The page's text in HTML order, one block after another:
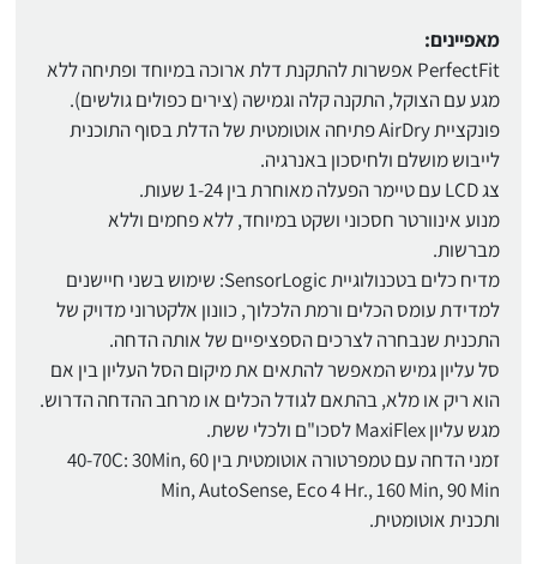
מאפיינים:
PerfectFit אפשרות להתקנת דלת ארוכה במיוחד ופתיחה ללא
מגע עם הצוקל, התקנה קלה וגמישה (צירים כפולים גולשים).
פונקציית AirDry פתיחה אוטומטית של הדלת בסוף התוכנית
לייבוש מושלם ולחיסכון באנרגיה.
צג LCD עם טיימר הפעלה מאוחרת בין 1-24 שעות.
מנוע אינוורטר חסכוני ושקט במיוחד, ללא פחמים וללא
מברשות.
מדיח כלים בטכנולוגיית SensorLogic: שימוש בשני חיישנים
למדידת עומס הכלים ורמת הלכלוך, כוונון אלקטרוני מדויק של
התכנית שנבחרה לצרכים הספציפיים של אותה הדחה.
סל עליון גמיש המאפשר להתאים את מיקום הסל העליון בין אם
הוא ריק או מלא, בהתאם לגודל הכלים או מרחב ההדחה הדרוש.
מגש עליון MaxiFlex לסכו"ם ולכלי ששת.
זמני הדחה עם טמפרטורה אוטומטית בין 40-70C: 30Min, 60
Min, AutoSense, Eco 4 Hr., 160 Min, 90 Min
ותכנית אוטומטית.